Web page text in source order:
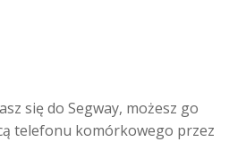
się do Segway, możesz go
telefonu komórkowego przez